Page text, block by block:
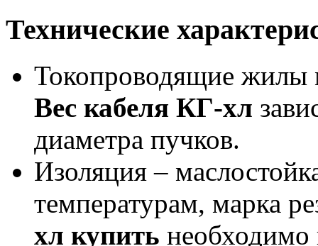
Технические
Токопроводящие жилы
Вес кабеля КГ-хл
диаметра пучков.
Изоляция –
температурам, марка
хл купить